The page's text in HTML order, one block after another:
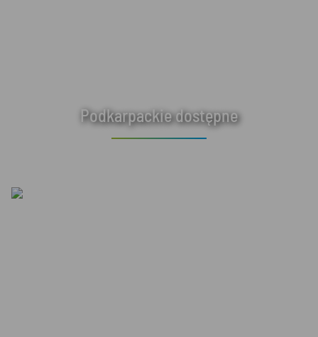
Podkarpackie dostępne